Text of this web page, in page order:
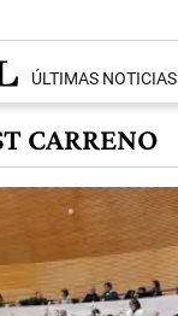
ÚLTIMAS NOTICIAS
CARRENO